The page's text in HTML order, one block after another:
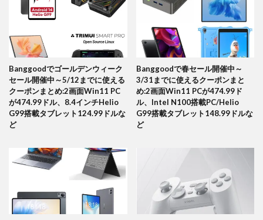
Banggoodでゴールデンウィーク
セール開催中～5/12までに使える
クーポンまとめ:2画面Win11 PC
が474.99ドル、8.4インチHelio
G99搭載タブレット124.99ドルな
ど
Banggoodで春セール開催中～
3/31までに使えるクーポンまと
め:2画面Win11 PCが474.99ド
ル、Intel N100搭載PC/Helio
G99搭載タブレット148.99ドルな
ど